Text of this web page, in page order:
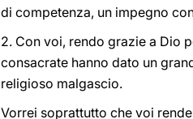
di competenza, un impegno
2. Con voi, rendo grazie a Dio
consacrate hanno dato un
religioso malgascio.
Vorrei soprattutto che voi